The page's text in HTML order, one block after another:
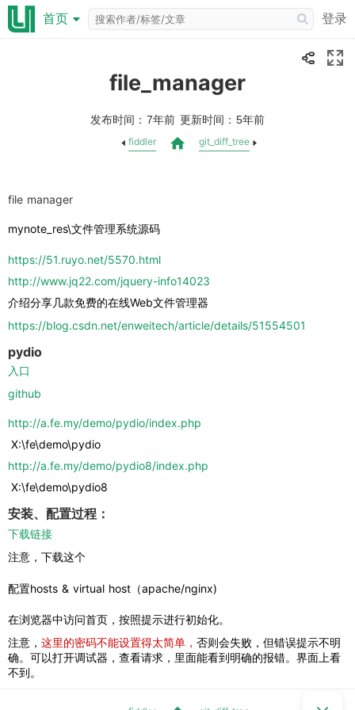
首页 登录
file_manager
发布时间： 7年前 更新时间： 5年前
fiddler git_diff_tree
file manager
mynote_res\文件管理系统源码
https://51.ruyo.net/5570.html
http://www.jq22.com/jquery-info14023
介绍分享几款免费的在线Web文件管理器
https://blog.csdn.net/enweitech/article/details/51554501
pydio
入口
github
http://a.fe.my/demo/pydio/index.php
X:\fe\demo\pydio
http://a.fe.my/demo/pydio8/index.php
X:\fe\demo\pydio8
安装、配置过程：
下载链接
注意，下载这个
配置hosts & virtual host（apache/nginx)
在浏览器中访问首页，按照提示进行初始化。
注意， 这里的密码不能设置得太简单， 否则会失败，但错误提示不明
确。可以打开调试器，查看请求，里面能看到明确的报错。界面上看
不到。